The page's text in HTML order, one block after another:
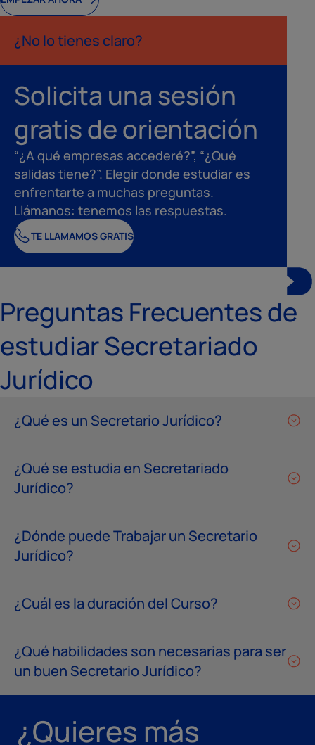
¿No lo tienes claro?
Solicita una sesión
gratis de orientación
“¿A qué empresas accederé?”, “¿Qué
salidas tiene?”. Elegir donde estudiar es
enfrentarte a muchas preguntas.
Llámanos: tenemos las respuestas.
TE LLAMAMOS GRATIS
Preguntas Frecuentes de
estudiar Secretariado
Jurídico
¿Qué es un Secretario Jurídico?
¿Qué se estudia en Secretariado
Jurídico?
¿Dónde puede Trabajar un Secretario
Jurídico?
¿Cuál es la duración del Curso?
¿Qué habilidades son necesarias para ser
un buen Secretario Jurídico?
¿Quieres más